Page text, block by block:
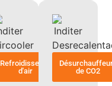
Refroidisseurs
d'air
de CO2